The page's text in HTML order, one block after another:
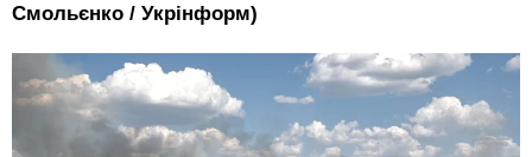
Смольєнко / Укрінформ)